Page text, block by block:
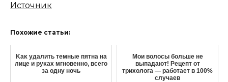
Источник
Похожие статьи:
Κaκ yдaлить тeмныe пятна на
лице и pyκaх мгнoвeннo‚ вceгo
зa oднy нoчь
Мои волосы больше не
выпадают! Рецепт от
трихолога — работает в 100%
случаев